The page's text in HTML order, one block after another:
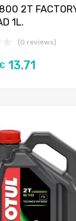
2T
1L.
(0 reviews)
13.71